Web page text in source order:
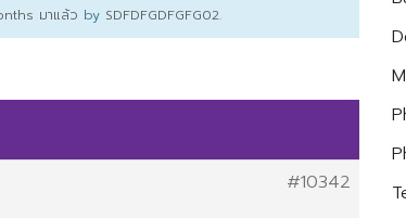
มาแล้ว by SDFDFGDFGFG02.
#10342